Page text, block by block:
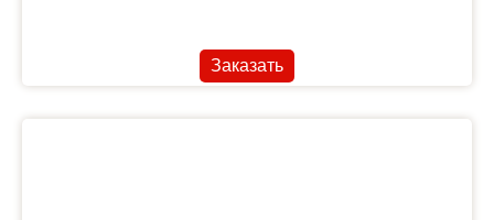
Заказать